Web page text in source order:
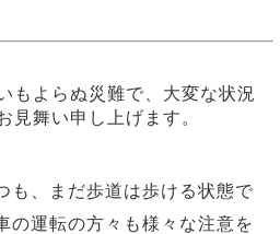
もよらぬ災難で、大変な状況
見舞い申し上げます。
も、まだ歩道は歩ける状態で
の運転の方々も様々な注意を